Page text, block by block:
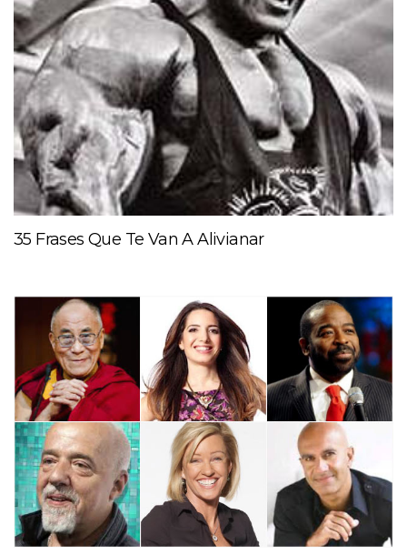
35 Frases Que Te Van A Alivianar